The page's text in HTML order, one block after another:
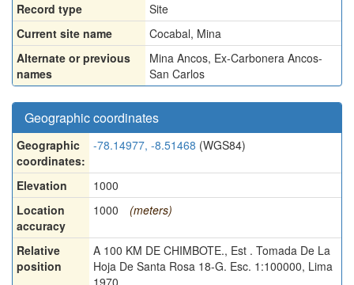
Record type
Site
Current site name
Cocabal, Mina
Alternate or previous
names
Mina Ancos, Ex-Carbonera Ancos-
San Carlos
Geographic coordinates
Geographic
coordinates:
-78.14977, -8.51468 (WGS84)
Elevation
1000
Location
accuracy
1000 (meters)
Relative
position
A 100 KM DE CHIMBOTE., Est . Tomada De La
Hoja De Santa Rosa 18-G. Esc. 1:100000, Lima
1970.